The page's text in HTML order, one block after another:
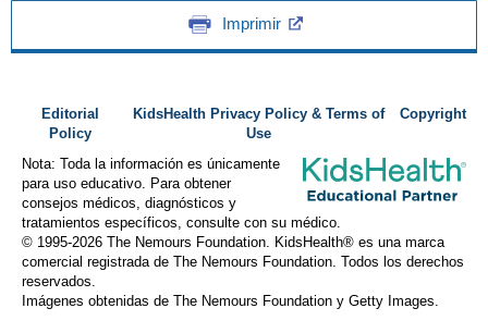
Imprimir
Editorial
Policy
KidsHealth Privacy Policy & Terms of
Use
Copyright
Nota: Toda la información es únicamente
para uso educativo. Para obtener
consejos médicos, diagnósticos y
tratamientos específicos, consulte con su médico.
© 1995-2026 The Nemours Foundation. KidsHealth® es una marca
comercial registrada de The Nemours Foundation. Todos los derechos
reservados.
Imágenes obtenidas de The Nemours Foundation y Getty Images.